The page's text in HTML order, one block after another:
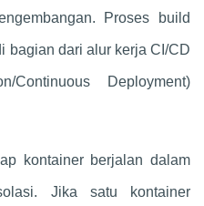
Proses build
bagian dari alur kerja CI/CD
Continuous Deployment)
kontainer berjalan dalam
Jika satu kontainer